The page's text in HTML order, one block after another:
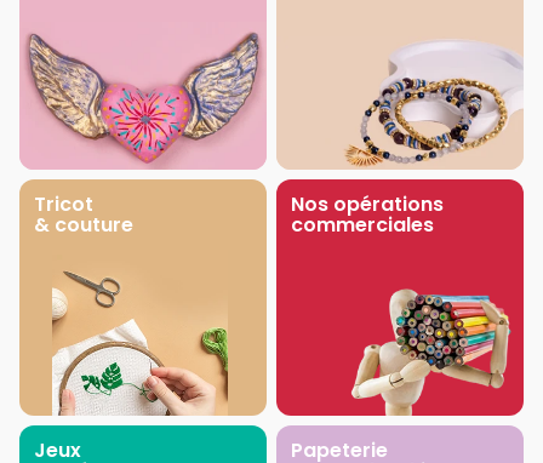
Tricot
& couture
Nos opérations
commerciales
Jeux Papeterie